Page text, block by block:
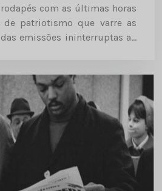
com as últimas horas
de patriotismo que varre as
das emissões ininterruptas ao